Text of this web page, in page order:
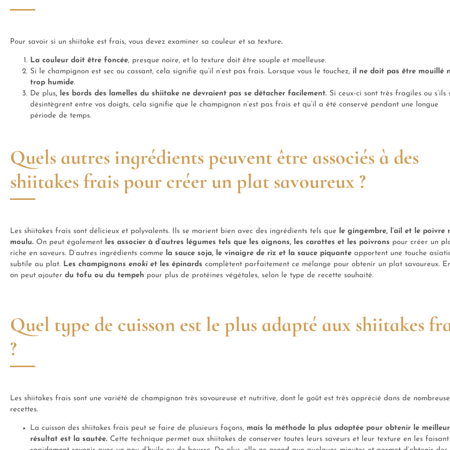
Pour savoir si un shiitake est frais, vous devez examiner sa couleur et sa texture.
La couleur doit être foncée, presque noire, et la texture doit être souple et moelleuse.
Si le champignon est sec ou cassant, cela signifie qu’il n’est pas frais. Lorsque vous le touchez, il ne doit pas être mouillé
trop humide.
De plus, les bords des lamelles du shiitake ne devraient pas se détacher facilement. Si ceux-ci sont très fragiles ou s’ils
désintègrent entre vos doigts, cela signifie que le champignon n’est pas frais et qu’il a été conservé pendant une longue
période de temps.
Quels autres ingrédients peuvent être associés à des
shiitakes frais pour créer un plat savoureux ?
Les shiitakes frais sont délicieux et polyvalents. Ils se marient bien avec des ingrédients tels que le gingembre, l’ail et le poivre
moulu. On peut également les associer à d’autres légumes tels que les oignons, les carottes et les poivrons pour créer un
riche en saveurs. D’autres ingrédients comme la sauce soja, le vinaigre de riz et la sauce piquante apportent une touche
subtile au plat. Les champignons enoki et les épinards complètent parfaitement ce mélange pour obtenir un plat savoureux.
on peut ajouter du tofu ou du tempeh pour plus de protéines végétales, selon le type de recette souhaité.
Quel type de cuisson est le plus adapté aux shiitakes
?
Les shiitakes frais sont une variété de champignon très savoureuse et nutritive, dont le goût est très apprécié dans de
recettes.
La cuisson des shiitakes frais peut se faire de plusieurs façons, mais la méthode la plus adaptée pour obtenir le meilleur
résultat est la sautée. Cette technique permet aux shiitakes de conserver toutes leurs saveurs et leur texture en les faisant